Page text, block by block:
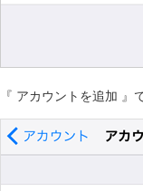
『 アカウントを追加 』